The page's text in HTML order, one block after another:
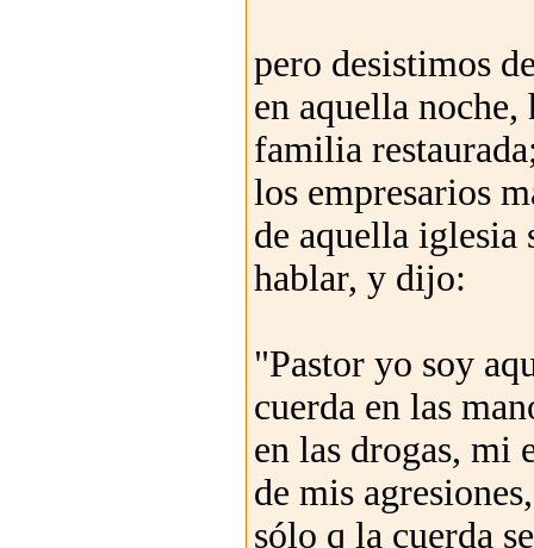
pero desistimos
en aquella
familia
los empresarios
de aquella iglesia
hablar, y dijo:
"Pastor yo soy
cuerda en las
en las drogas, mi
de mis
sólo q la cuerda